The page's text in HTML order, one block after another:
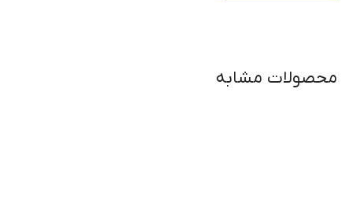
محصولات مشابه